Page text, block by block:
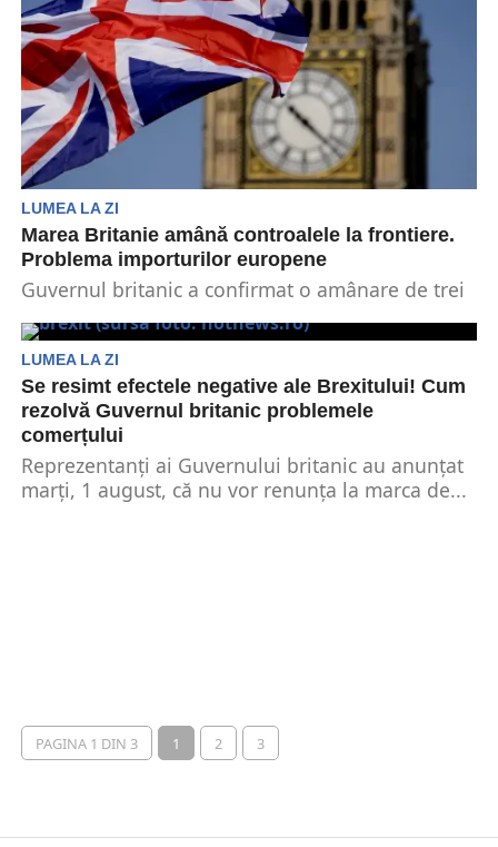
LUMEA LA ZI
Marea Britanie amână controalele la frontiere.
Problema importurilor europene
Guvernul britanic a confirmat o amânare de trei
importurile...
LUMEA LA ZI
Se resimt efectele negative ale Brexitului! Cum
rezolvă Guvernul britanic problemele
comerțului
Reprezentanți ai Guvernului britanic au anunțat
marți, 1 august, că nu vor renunța la marca de...
PAGINA 1 DIN 3 1 2 3